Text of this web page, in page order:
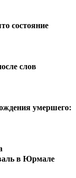
состояние
слов
умершего:
в Юрмале